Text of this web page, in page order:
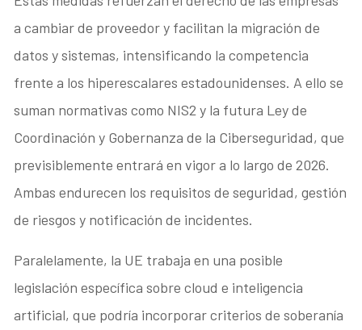
a cambiar de proveedor y facilitan la migración de
datos y sistemas, intensificando la competencia
frente a los hiperescalares estadounidenses. A ello se
suman normativas como NIS2 y la futura Ley de
Coordinación y Gobernanza de la Ciberseguridad, que
previsiblemente entrará en vigor a lo largo de 2026.
Ambas endurecen los requisitos de seguridad, gestión
de riesgos y notificación de incidentes.
Paralelamente, la UE trabaja en una posible
legislación específica sobre cloud e inteligencia
artificial, que podría incorporar criterios de soberanía